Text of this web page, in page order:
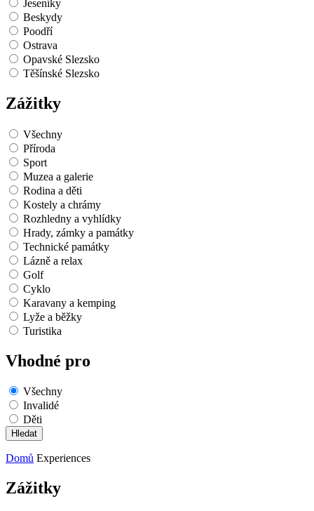
Jeseníky
Beskydy
Poodří
Ostrava
Opavské Slezsko
Těšínské Slezsko
Zážitky
Všechny
Příroda
Sport
Muzea a galerie
Rodina a děti
Kostely a chrámy
Rozhledny a vyhlídky
Hrady, zámky a památky
Technické památky
Lázně a relax
Golf
Cyklo
Karavany a kemping
Lyže a běžky
Turistika
Vhodné pro
Všechny
Invalidé
Děti
Domů Experiences
Zážitky